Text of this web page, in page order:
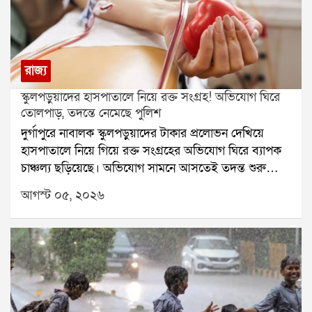
রাজ্য
স্কুলপড়ুয়াদের হাসপাতালে নিয়ে রক্ত সংগ্রহ! অভিযোগ ঘিরে
তোলপাড়, তদন্তে নেমেছে পুলিশ
দুর্গাপুরে নাবালক স্কুলপড়ুয়াদের টাকার প্রলোভন দেখিয়ে
হাসপাতালে নিয়ে গিয়ে রক্ত সংগ্রহের অভিযোগ ঘিরে ব্যাপক
চাঞ্চল্য ছড়িয়েছে। অভিযোগ সামনে আসতেই তদন্ত শুরু
করেছে পুলিশ। একই সঙ্গে এই ঘটনার সঙ্গে কারা জড়িত, তা
খতিয়ে দেখা হচ্ছে।অভিযোগ, দুর্গাপুরের ইস্পাত নগরীর একটি
বেসরকারি স্কুলের তিন নাবালক পড়ুয়াকে টাকার লোভ দেখিয়ে
বিধাননগরের একটি বেসরকারি হাসপাতালে নিয়ে যাওয়া হয়।
সেখানে এক রোগীর আত্মীয় পরিচয়ে তাঁদের রক্তদান করানো
হয়েছে বলে অভিযোগ। আরও অভিযোগ, সরকারি নথিতে
তাঁদের প্রকৃত বয়স পরিবর্তন করে প্রাপ্তবয়স্ক হিসেবে দেখানো
হয়েছিল।এই ঘটনার নেপথ্যে ওই স্কুলেরই এক প্রাক্তন ছাত্রের
আগস্ট ০৫, ২০২৬